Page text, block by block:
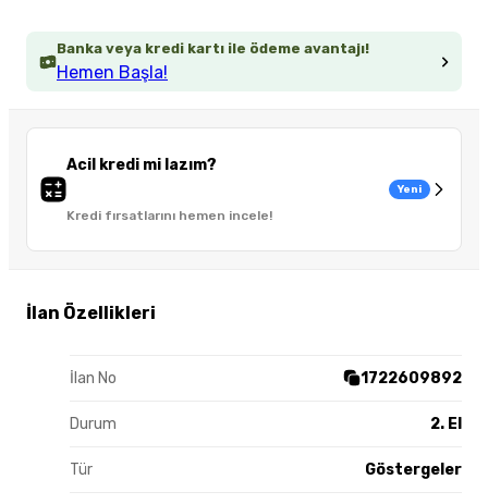
Banka veya kredi kartı ile ödeme avantajı!
Hemen Başla!
Acil kredi mi lazım?
Kredi fırsatlarını hemen incele!
Yeni
İlan Özellikleri
İlan No 1722609892
Durum 2. El
Tür Göstergeler